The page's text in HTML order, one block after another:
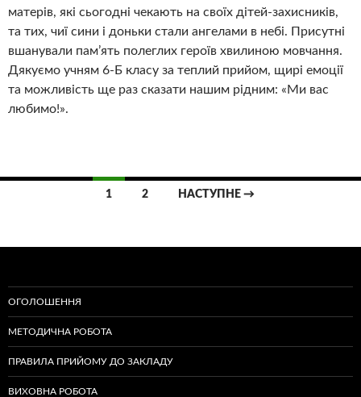
матерів, які сьогодні чекають на своїх дітей-захисників,
та тих, чиї сини і доньки стали ангелами в небі. Присутні
вшанували пам’ять полеглих героїв хвилиною мовчання.
Дякуємо учням 6-Б класу за теплий прийом, щирі емоції
та можливість ще раз сказати нашим рідним: «Ми вас
любимо!».
записам
1 2 НАСТУПНЕ →
ОГОЛОШЕННЯ
МЕТОДИЧНА РОБОТА
ПРАВИЛА ПРИЙОМУ ДО ЗАКЛАДУ
ВИХОВНА РОБОТА